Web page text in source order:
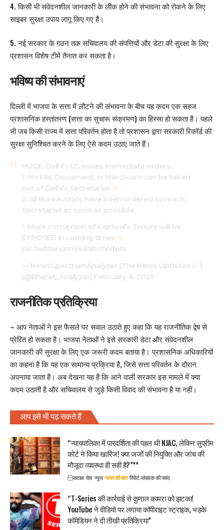
4. किसी भी संवेदनशील जानकारी के लीक होने की संभावना को रोकने के लिए
साइबर सुरक्षा उपाय लागू किए गए हैं।
5. नई सरकार के गठन तक सचिवालय की संपत्तियों और डेटा की सुरक्षा के लिए
प्रशासन विशेष टीमें तैनात कर सकता है।
भविष्य की संभावनाएं
दिल्ली में भाजपा के सत्ता में लौटने की संभावना के बीच यह कदम एक सहज
प्रशासनिक हस्तांतरण (सत्ता का सुचारू संक्रमण) का हिस्सा हो सकता है। पहले
भी जब किसी राज्य में सत्ता परिवर्तन होता है तो प्रशासन द्वारा सरकारी रिकॉर्ड की
सुरक्षा सुनिश्चित करने के लिए ऐसे कदम उठाए जाते हैं।
राजनीतिक प्रतिक्रिया
– आप नेताओं ने इस फैसले पर सवाल उठाते हुए कहा कि यह राजनीतिक द्वेष से
प्रेरित हो सकता है। भाजपा नेताओं ने इसे सरकारी डेटा और संवेदनशील
जानकारी की सुरक्षा के लिए एक जरूरी कदम बताया है। प्रशासनिक अधिकारियों
का कहना है कि यह एक सामान्य प्रक्रिया है, जिसे सत्ता परिवर्तन के दौरान
अपनाया जाता है। अब देखना यह है कि आने वाली सरकार इस मामले में क्या
कदम उठाती है और सचिवालय से जुड़े किसी विवाद की संभावना है या नहीं।
आप इसे भी पढ़ सकते हैं
“न्यायपालिका में पारदर्शिता की पहल थी NJAC, लेकिन सुप्रीम
कोर्ट ने किया खारिज! क्या जजों की नियुक्ति और जांच की
मौजूदा व्यवस्था ही सही है?”**
कटाक्ष देश न्यूज भारत की बात रिपोर्ट संपादक की पसंद
“T-Series की कार्रवाई से कुणाल कामरा को झटका!
YouTube ने वीडियो पर लगाया कॉपीराइट स्ट्राइक, भड़के
कॉमेडियन ने दी तीखी प्रतिक्रिया”